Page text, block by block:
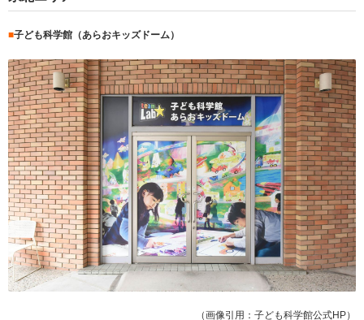
■子ども科学館（あらおキッズドーム）
（画像引用：子ども科学館公式HP）